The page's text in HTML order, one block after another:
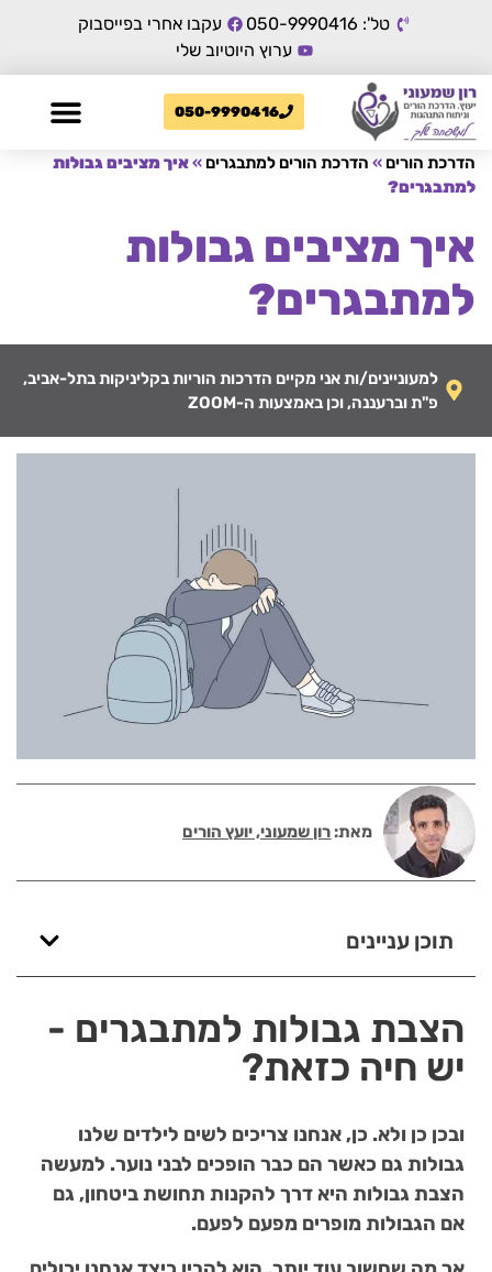
טל': 050-9990416
עקבו אחרי בפייסבוק
ערוץ היוטיוב שלי
050-9990416
הדרכת הורים » הדרכת הורים למתבגרים »איך מציבים גבולות
למתבגרים?
איך מציבים גבולות
למתבגרים?
למעוניינים/ות אני מקיים הדרכות הוריות בקליניקות בתל-אביב,
פ"ת וברעננה, וכן באמצעות ה-ZOOM
מאת:רון שמעוני, יועץ הורים
תוכן עניינים
הצבת גבולות למתבגרים -
יש חיה כזאת?
ובכן כן ולא. כן, אנחנו צריכים לשים לילדים שלנו
גבולות גם כאשר הם כבר הופכים לבני נוער. למעשה
הצבת גבולות היא דרך להקנות תחושת ביטחון, גם
אם הגבולות מופרים מפעם לפעם.